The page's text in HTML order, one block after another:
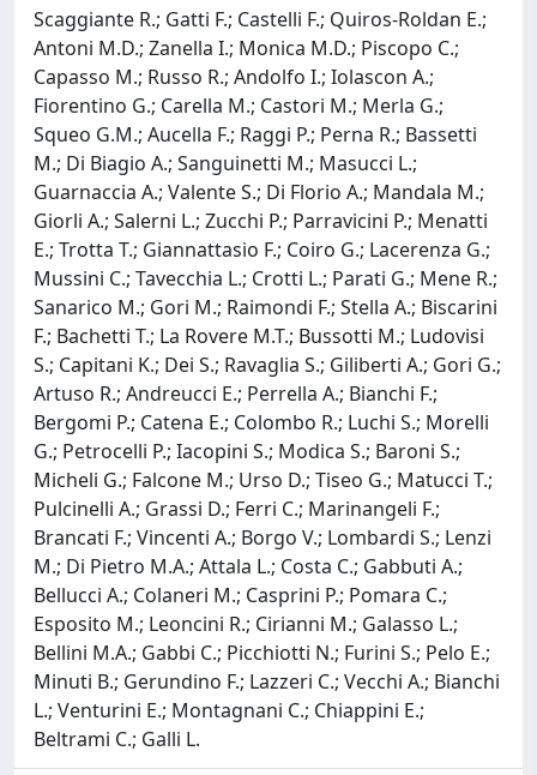
Scaggiante R.; Gatti F.; Castelli F.; Quiros-Roldan E.;
Antoni M.D.; Zanella I.; Monica M.D.; Piscopo C.;
Capasso M.; Russo R.; Andolfo I.; Iolascon A.;
Fiorentino G.; Carella M.; Castori M.; Merla G.;
Squeo G.M.; Aucella F.; Raggi P.; Perna R.; Bassetti
M.; Di Biagio A.; Sanguinetti M.; Masucci L.;
Guarnaccia A.; Valente S.; Di Florio A.; Mandala M.;
Giorli A.; Salerni L.; Zucchi P.; Parravicini P.; Menatti
E.; Trotta T.; Giannattasio F.; Coiro G.; Lacerenza G.;
Mussini C.; Tavecchia L.; Crotti L.; Parati G.; Mene R.;
Sanarico M.; Gori M.; Raimondi F.; Stella A.; Biscarini
F.; Bachetti T.; La Rovere M.T.; Bussotti M.; Ludovisi
S.; Capitani K.; Dei S.; Ravaglia S.; Giliberti A.; Gori G.;
Artuso R.; Andreucci E.; Perrella A.; Bianchi F.;
Bergomi P.; Catena E.; Colombo R.; Luchi S.; Morelli
G.; Petrocelli P.; Iacopini S.; Modica S.; Baroni S.;
Micheli G.; Falcone M.; Urso D.; Tiseo G.; Matucci T.;
Pulcinelli A.; Grassi D.; Ferri C.; Marinangeli F.;
Brancati F.; Vincenti A.; Borgo V.; Lombardi S.; Lenzi
M.; Di Pietro M.A.; Attala L.; Costa C.; Gabbuti A.;
Bellucci A.; Colaneri M.; Casprini P.; Pomara C.;
Esposito M.; Leoncini R.; Cirianni M.; Galasso L.;
Bellini M.A.; Gabbi C.; Picchiotti N.; Furini S.; Pelo E.;
Minuti B.; Gerundino F.; Lazzeri C.; Vecchi A.; Bianchi
L.; Venturini E.; Montagnani C.; Chiappini E.;
Beltrami C.; Galli L.